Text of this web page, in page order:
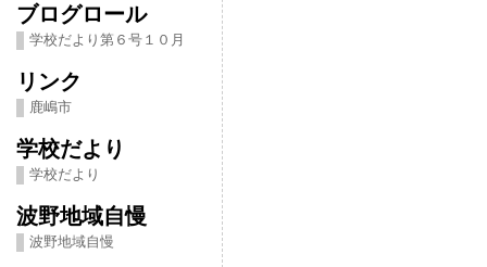
ブログロール
学校だより第６号１０月
リンク
鹿嶋市
学校だより
学校だより
波野地域自慢
波野地域自慢